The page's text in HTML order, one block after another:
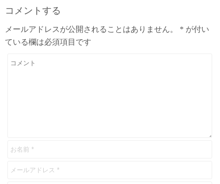
コメントする
メールアドレスが公開されることはありません。 * が付い
ている欄は必須項目です